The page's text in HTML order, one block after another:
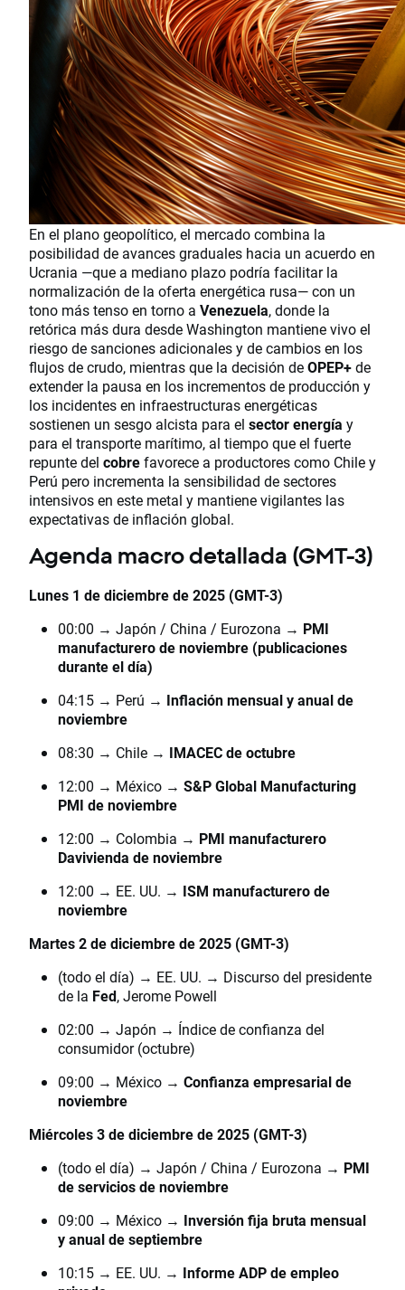
En el plano geopolítico, el mercado combina la
posibilidad de avances graduales hacia un acuerdo en
Ucrania —que a mediano plazo podría facilitar la
normalización de la oferta energética rusa— con un
tono más tenso en torno a Venezuela, donde la
retórica más dura desde Washington mantiene vivo el
riesgo de sanciones adicionales y de cambios en los
flujos de crudo, mientras que la decisión deOPEP+de
extender la pausa en los incrementos de producción y
los incidentes en infraestructuras energéticas
sostienen un sesgo alcista para el sector energía y
para el transporte marítimo, al tiempo que el fuerte
repunte del cobrefavorece a productores como Chile y
Perú pero incrementa la sensibilidad de sectores
intensivos en este metal y mantiene vigilantes las
expectativas de inflación global.
Agenda macro detallada (GMT-3)
Lunes 1 de diciembre de 2025 (GMT-3)
00:00 → Japón / China / Eurozona → PMI
manufacturero de noviembre (publicaciones
durante el día)
04:15 → Perú → Inflación mensual y anual de
noviembre
08:30 → Chile → IMACEC de octubre
12:00 → México → S&P Global Manufacturing
PMI de noviembre
12:00 → Colombia → PMI manufacturero
Davivienda de noviembre
12:00 → EE. UU. → ISM manufacturero de
noviembre
Martes 2 de diciembre de 2025 (GMT-3)
(todo el día) → EE. UU. → Discurso del presidente
de la Fed, Jerome Powell
02:00 → Japón → Índice de confianza del
consumidor (octubre)
09:00 → México → Confianza empresarial de
noviembre
Miércoles 3 de diciembre de 2025 (GMT-3)
(todo el día) → Japón / China / Eurozona → PMI
de servicios de noviembre
09:00 → México → Inversión fija bruta mensual
y anual de septiembre
10:15 → EE. UU. → Informe ADP de empleo